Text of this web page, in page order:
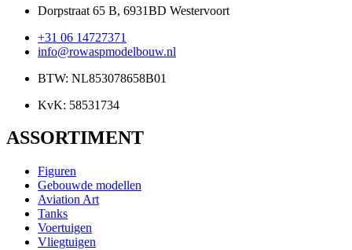
Dorpstraat 65 B, 6931BD Westervoort
+31 06 14727371
info@rowaspmodelbouw.nl
BTW: NL853078658B01
KvK: 58531734
ASSORTIMENT
Figuren
Gebouwde modellen
Aviation Art
Tanks
Voertuigen
Vliegtuigen